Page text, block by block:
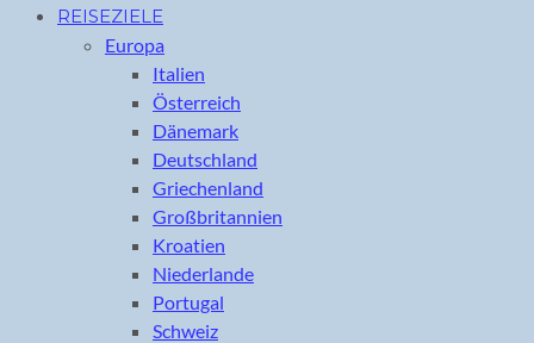
REISEZIELE
Europa
Italien
Österreich
Dänemark
Deutschland
Griechenland
Großbritannien
Kroatien
Niederlande
Portugal
Schweiz